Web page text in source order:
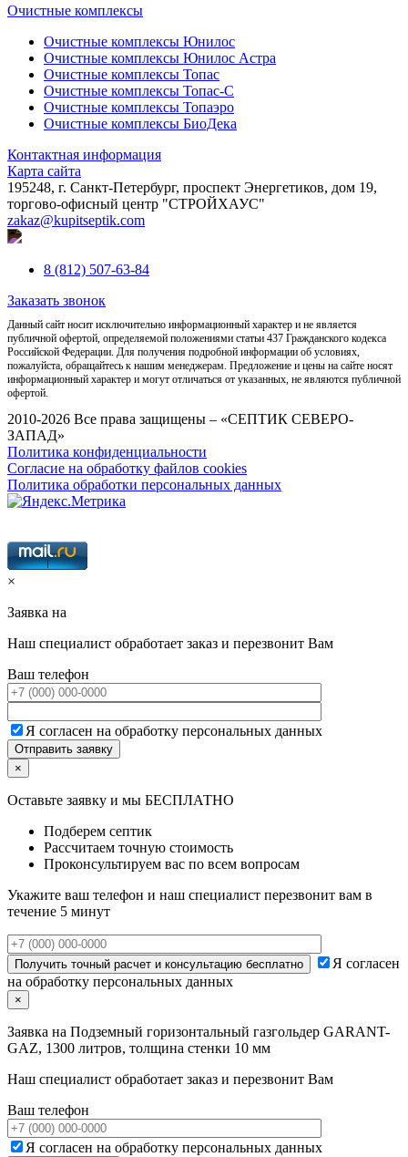
Очистные комплексы
Очистные комплексы Юнилос
Очистные комплексы Юнилос Астра
Очистные комплексы Топас
Очистные комплексы Топас-С
Очистные комплексы Топаэро
Очистные комплексы БиоДека
Контактная информация
Карта сайта
195248, г. Санкт-Петербург, проспект Энергетиков, дом 19,
торгово-офисный центр "СТРОЙХАУС"
zakaz@kupitseptik.com
8 (812) 507-63-84
Заказать звонок
Данный сайт носит исключительно информационный характер и не является
публичной офертой, определяемой положениями статьи 437 Гражданского кодекса
Российской Федерации. Для получения подробной информации об условиях,
пожалуйста, обращайтесь к нашим менеджерам. Предложение и цены на сайте носят
информационный характер и могут отличаться от указанных, не являются публичной
офертой.
2010-2026 Все права защищены – «СЕПТИК СЕВЕРО-
ЗАПАД»
Политика конфиденциальности
Согласие на обработку файлов cookies
Политика обработки персональных данных
×
Заявка на
Наш специалист обработает заказ и перезвонит Вам
Ваш телефон
Я согласен на обработку персональных данных
×
Оставьте заявку и мы БЕСПЛАТНО
Подберем септик
Рассчитаем точную стоимость
Проконсультируем вас по всем вопросам
Укажите ваш телефон и наш специалист перезвонит вам в
течение 5 минут
Я согласен
на обработку персональных данных
×
Заявка на Подземный горизонтальный газгольдер GARANT-
GAZ, 1300 литров, толщина стенки 10 мм
Наш специалист обработает заказ и перезвонит Вам
Ваш телефон
Я согласен на обработку персональных данных